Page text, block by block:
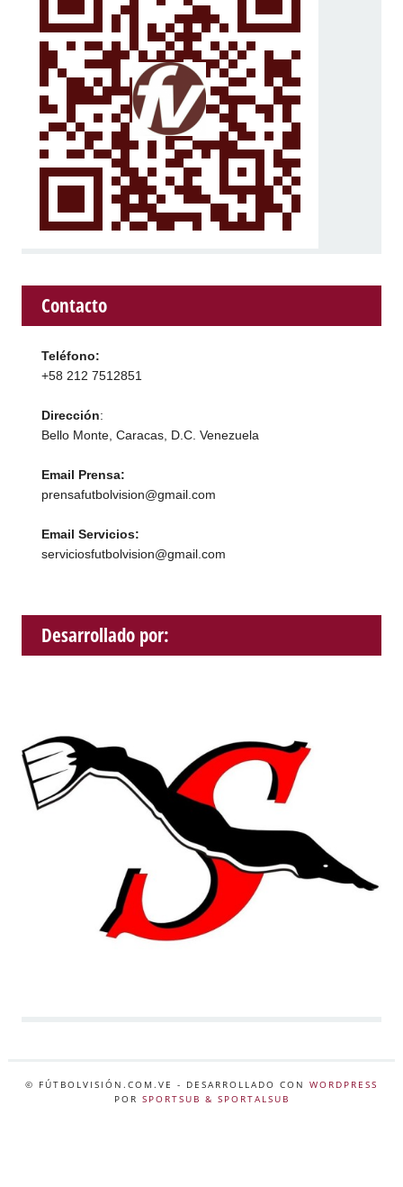
Contacto
Teléfono:
+58 212 7512851
Dirección:
Bello Monte, Caracas, D.C. Venezuela
Email Prensa:
prensafutbolvision@gmail.com
Email Servicios:
serviciosfutbolvision@gmail.com
Desarrollado por:
© FÚTBOLVISIÓN.COM.VE - DESARROLLADO CON WORDPRESS
POR SPORTSUB & SPORTALSUB